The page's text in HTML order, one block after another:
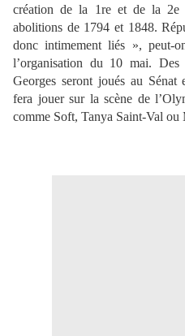
création de la 1re et de la 2e
abolitions de 1794 et 1848.
donc intimement liés », peut-
l’organisation du 10 mai.
Georges seront joués au
fera jouer sur la scène de
comme Soft, Tanya Saint-Val ou